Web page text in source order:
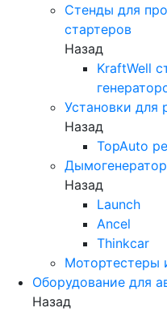
Стенды для
стартеров
Назад
KraftWell
Установки для
Назад
TopAuto
Назад
Launch
Ancel
Thinkcar
Мотортестеры
Оборудование для
Назад